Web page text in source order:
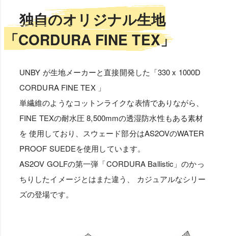
独自のオリジナル生地
「CORDURA FINE TEX」
UNBY が生地メーカーと直接開発した「330 x 1000D
CORDURA FINE TEX 」
単繊維のようなコットンライクな表情でありながら、
FINE TEXの耐水圧 8,500mmの透湿防水性もある素材
を 使用しており、スウェード部分はAS2OVのWATER
PROOF SUEDEを使用しています。
AS2OV GOLFの第一弾「CORDURA Ballistic」のかっ
ちりしたイメージとはまた違う、 カジュアルなシリー
ズの登場です。